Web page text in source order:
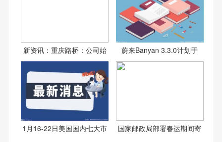
新资讯：重庆路桥：公司始 蔚来Banyan 3.3.0计划于
1月16-22日美国国内七大市 国家邮政局部署春运期间寄